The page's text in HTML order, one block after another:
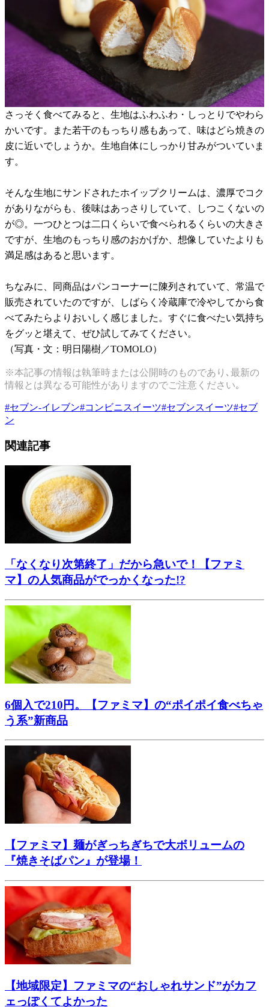
さっそく食べてみると、生地はふわふわ・しっとりでやわら
かいです。また若干のもっちり感もあって、味はどら焼きの
皮に近いでしょうか。生地自体にしっかり甘みがついていま
す。
そんな生地にサンドされたホイップクリームは、濃厚でコク
がありながらも、後味はあっさりしていて、しつこくないの
が◎。一つひとつは二口くらいで食べられるくらいの大きさ
ですが、生地のもっちり感のおかげか、想像していたよりも
満足感はあると思います。
ちなみに、同商品はパンコーナーに陳列されていて、常温で
販売されていたのですが、しばらく冷蔵庫で冷やしてから食
べてみたらよりおいしく感じました。すぐに食べたい気持ち
をグッと堪えて、ぜひ試してみてください。
（写真・文：明日陽樹／TOMOLO）
※本記事の情報は執筆時または公開時のものであり､最新の
情報とは異なる可能性がありますのでご注意ください｡
#セブン-イレブン#コンビニスイーツ#セブンスイーツ#セブ
ン
関連記事
「なくなり次第終了」だから急いで！【ファミ
マ】の人気商品がでっかくなった!?
6個入で210円。【ファミマ】の“ポイポイ食べちゃ
う系”新商品
【ファミマ】麺がぎっちぎちで大ボリュームの
『焼きそばパン』が登場！
【地域限定】ファミマの“おしゃれサンド”がカフ
ェっぽくてよかった